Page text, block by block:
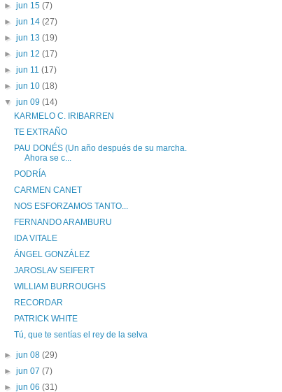
► jun 15 (7)
► jun 14 (27)
► jun 13 (19)
► jun 12 (17)
► jun 11 (17)
► jun 10 (18)
▼ jun 09 (14)
KARMELO C. IRIBARREN
TE EXTRAÑO
PAU DONÉS (Un año después de su marcha.
Ahora se c...
PODRÍA
CARMEN CANET
NOS ESFORZAMOS TANTO...
FERNANDO ARAMBURU
IDA VITALE
ÁNGEL GONZÁLEZ
JAROSLAV SEIFERT
WILLIAM BURROUGHS
RECORDAR
PATRICK WHITE
Tú, que te sentías el rey de la selva
► jun 08 (29)
► jun 07 (7)
► jun 06 (31)